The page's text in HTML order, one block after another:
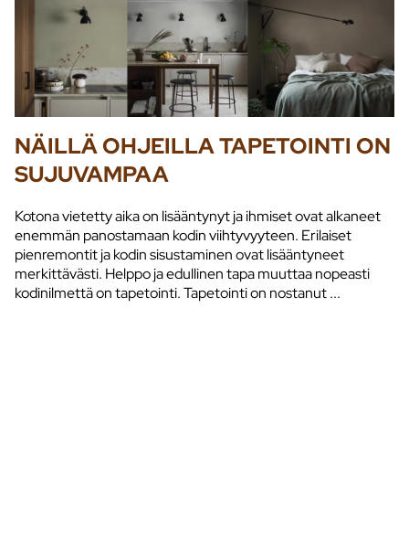
NÄILLÄ OHJEILLA TAPETOINTI ON
SUJUVAMPAA
Kotona vietetty aika on lisääntynyt ja ihmiset ovat alkaneet
enemmän panostamaan kodin viihtyvyyteen. Erilaiset
pienremontit ja kodin sisustaminen ovat lisääntyneet
merkittävästi. Helppo ja edullinen tapa muuttaa nopeasti
kodinilmettä on tapetointi. Tapetointi on nostanut ...